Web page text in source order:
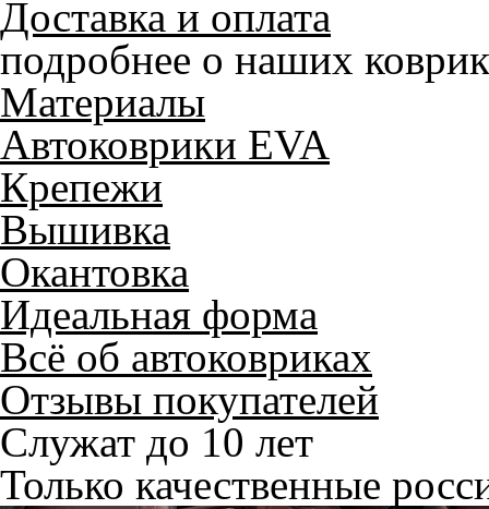
Доставка и оплата
подробнее о наших
Материалы
Автоковрики EVA
Крепежи
Вышивка
Окантовка
Идеальная форма
Всё об автоковриках
Отзывы покупателей
Служат до 10 лет
Только качественные